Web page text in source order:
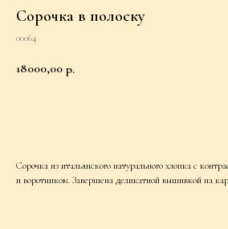
Сорочка в полоску
00064
18000,00 р.
Сорочка из итальянского натурального хлопка с
и воротником. Завершена деликатной вышивкой на